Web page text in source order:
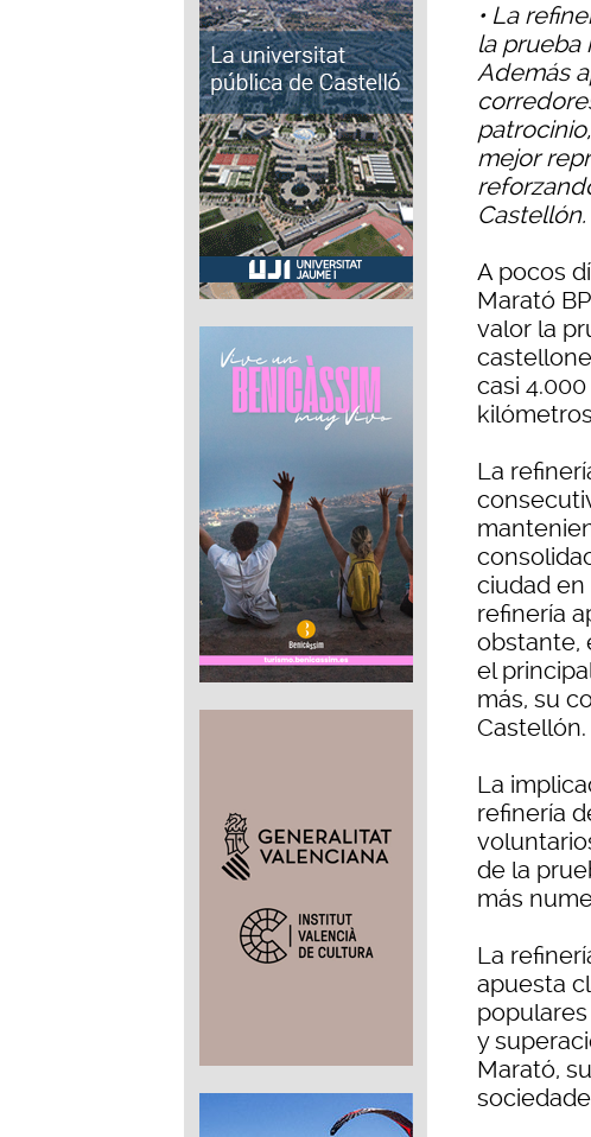
• La
la prueba
Además
mejor
Castellón.
A pocos
Marató
valor la
casi
La
ciudad
refinería
obstante,
el
más, su
Castellón.
La
refinería
de la
más
La
apuesta
y
Marató,